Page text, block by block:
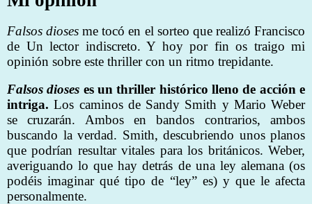
Falsos dioses me tocó en el sorteo que realizó Francisco
de Un lector indiscreto. Y hoy por fin os traigo mi
opinión sobre este thriller con un ritmo trepidante.
Falsos dioses es un thriller histórico lleno de acción e
intriga. Los caminos de Sandy Smith y Mario Weber
se cruzarán. Ambos en bandos contrarios, ambos
buscando la verdad. Smith, descubriendo unos planos
que podrían resultar vitales para los británicos. Weber,
averiguando lo que hay detrás de una ley alemana (os
podéis imaginar qué tipo de “ley” es) y que le afecta
personalmente.